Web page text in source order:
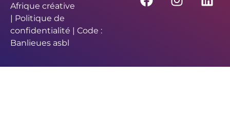
Afrique créative
| Politique de
confidentialité | Code :
Banlieues asbl